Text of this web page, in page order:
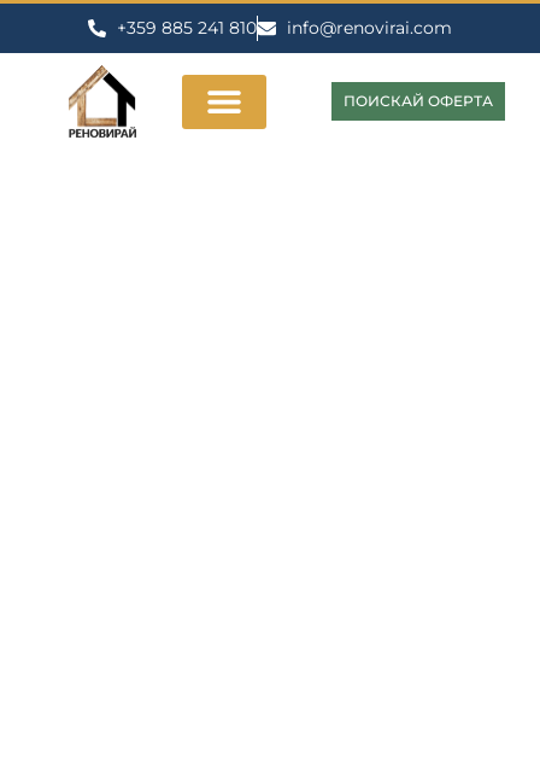
+359 885 241 810 info@renovirai.com
ПОИСКАЙ ОФЕРТА